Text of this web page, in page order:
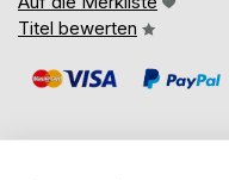
Titel bewerten